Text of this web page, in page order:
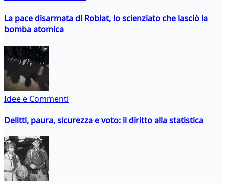
La pace disarmata di Roblat, lo scienziato che lasciò la
bomba atomica
Idee e Commenti
Delitti, paura, sicurezza e voto: il diritto alla statistica